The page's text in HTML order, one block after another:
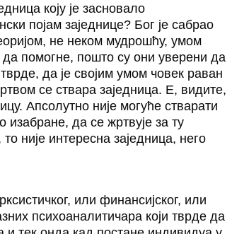
коју је засновало
појам заједнице? Бог је сабрао
не неком мудрошћу, умом
помогне, пошто су они уверени да
да је својим умом човек раван
се ствара заједница. Е, видите,
Апсолутно није могуће стварати
изабране, да се жртвује за ту
није интересна заједница, него
или финансијског, или
психоаналитичара који тврде да